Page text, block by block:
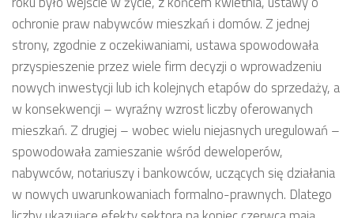
ochronie praw nabywców mieszkań i domów. Z jednej
strony, zgodnie z oczekiwaniami, ustawa spowodowała
przyspieszenie przez wiele firm decyzji o wprowadzeniu
nowych inwestycji lub ich kolejnych etapów do sprzedaży, a
w konsekwencji – wyraźny wzrost liczby oferowanych
mieszkań. Z drugiej – wobec wielu niejasnych uregulowań –
spowodowała zamieszanie wśród deweloperów,
nabywców, notariuszy i bankowców, uczących się działania
w nowych uwarunkowaniach formalno-prawnych. Dlatego